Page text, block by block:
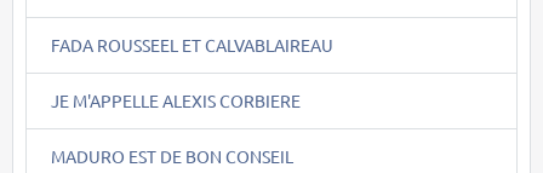
FADA ROUSSEEL ET CALVABLAIREAU
JE M'APPELLE ALEXIS CORBIERE
MADURO EST DE BON CONSEIL